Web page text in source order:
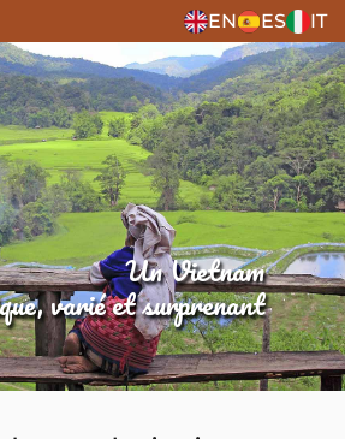
EN ES IT
Un Vietnam
varié et surprenant